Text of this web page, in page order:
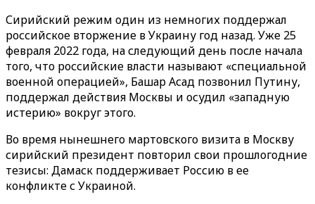
Сирийский режим один из немногих поддержал
российское вторжение в Украину год назад. Уже 25
февраля 2022 года, на следующий день после начала
того, что российские власти называют «‎специальной
военной операцией»‎, Башар Асад позвонил Путину,
поддержал действия Москвы и осудил «‎западную
истерию» вокруг этого.
Во время нынешнего мартовского визита в Москву
сирийский президент повторил свои прошлогодние
тезисы: Дамаск поддерживает Россию в ее
конфликте с Украиной.